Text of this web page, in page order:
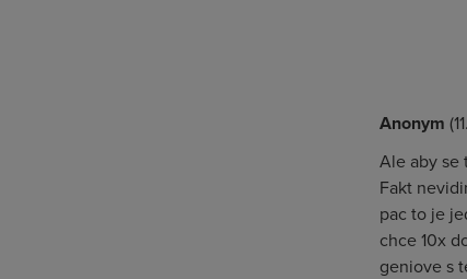
Anonym
Ale aby se
Fakt
pac to je
chce 10x
geniove s